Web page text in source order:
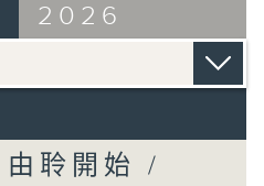
2026
聆開始 /